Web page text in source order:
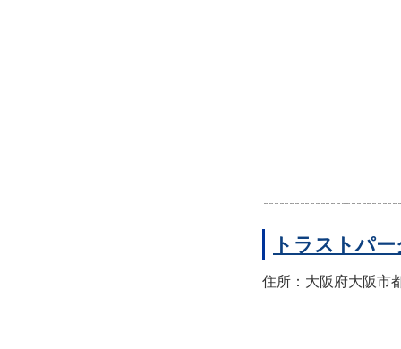
トラストパ
住所：大阪府大阪市